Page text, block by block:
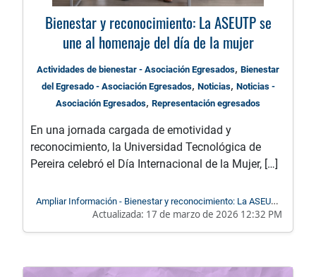
Bienestar y reconocimiento: La ASEUTP se
une al homenaje del día de la mujer
Actividades de bienestar - Asociación Egresados, Bienestar
del Egresado - Asociación Egresados, Noticias, Noticias -
Asociación Egresados, Representación egresados
En una jornada cargada de emotividad y
reconocimiento, la Universidad Tecnológica de
Pereira celebró el Día Internacional de la Mujer, […]
Ampliar Información - Bienestar y reconocimiento: La ASEUTP
se une al homenaje del día de la mujer
Actualizada: 17 de marzo de 2026 12:32 PM